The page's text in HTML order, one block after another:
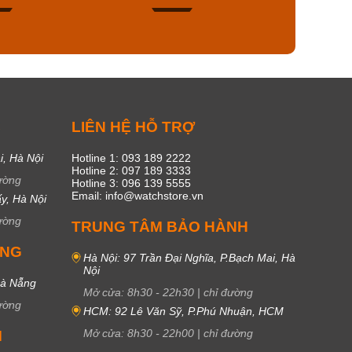
Hà Nội
Hà Nội
Nẵng
LIÊN HỆ HỖ TRỢ
Hotline 1: 093 189 2222
Hotline 2: 097 189 3333
Hotline 3: 096 139 5555
Email: info@watchstore.vn
TRUNG TÂM BẢO HÀNH
Hà Nội: 97 Trần Đại Nghĩa, P.Bạch Mai, Hà
Nội
Mở cửa: 8h30 - 22h30 | chỉ đường
HCM: 92 Lê Văn Sỹ, P.Phú Nhuận, HCM
Mở cửa: 8h30 - 22h00 | chỉ đường